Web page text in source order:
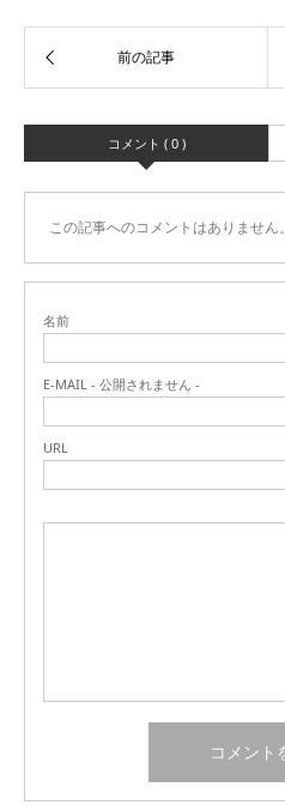
コメント ( 0 )
この記事へのコメントはありません。
名前
E-MAIL - 公開されません -
URL